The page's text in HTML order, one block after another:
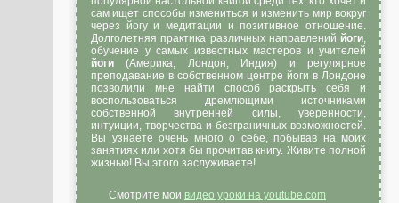
сам ищет способы измениться и изменить мир вокруг
через йогу и медитации и позитивное отношение.
Долголетняя практика различных направлений йоги,
обучение у самых известных мастеров и учителей
йоги (Америка, Лондон, Индия) и регулярное
преподавание в собственном центре йоги в Лондоне
позволили мне найти способ раскрыть себя и
воспользоваться дремлющими источниками
собственной внутренней силы, уверенности,
интуиции, творчества и безграничных возможностей.
Вы узнаете очень много о себе, побывав на моих
занятиях или хотя бы прочитав книгу. Живите полной
жизнью! Вы этого заслуживаете!
Смотрите мои видео уроки на youtube.com